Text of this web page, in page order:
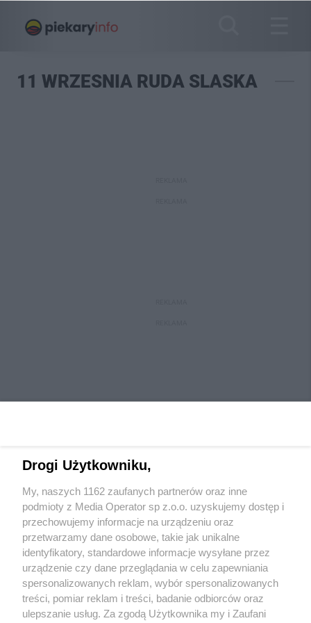
11 WRZESNIA RUDA SLASKA
Wydawca mediówlokalnych
Nie zapomnij
zapoznać się z:
polityką prywatności regulamin korzystania z portali
Twojemiasto Skontaktuj się z nami
Drogi Użytkowniku,
My, naszych 1162 zaufanych partnerów oraz inne
podmioty z Media Operator sp z.o.o. uzyskujemy dostęp i
przechowujemy informacje na urządzeniu oraz
przetwarzamy dane osobowe, takie jak unikalne
identyfikatory, standardowe informacje wysyłane przez
urządzenie czy dane przeglądania w celu zapewniania
spersonalizowanych reklam, wybór spersonalizowanych
treści, pomiar reklam i treści, badanie odbiorców oraz
ulepszanie usług. Za zgodą Użytkownika my i Zaufani